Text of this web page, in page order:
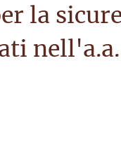
la